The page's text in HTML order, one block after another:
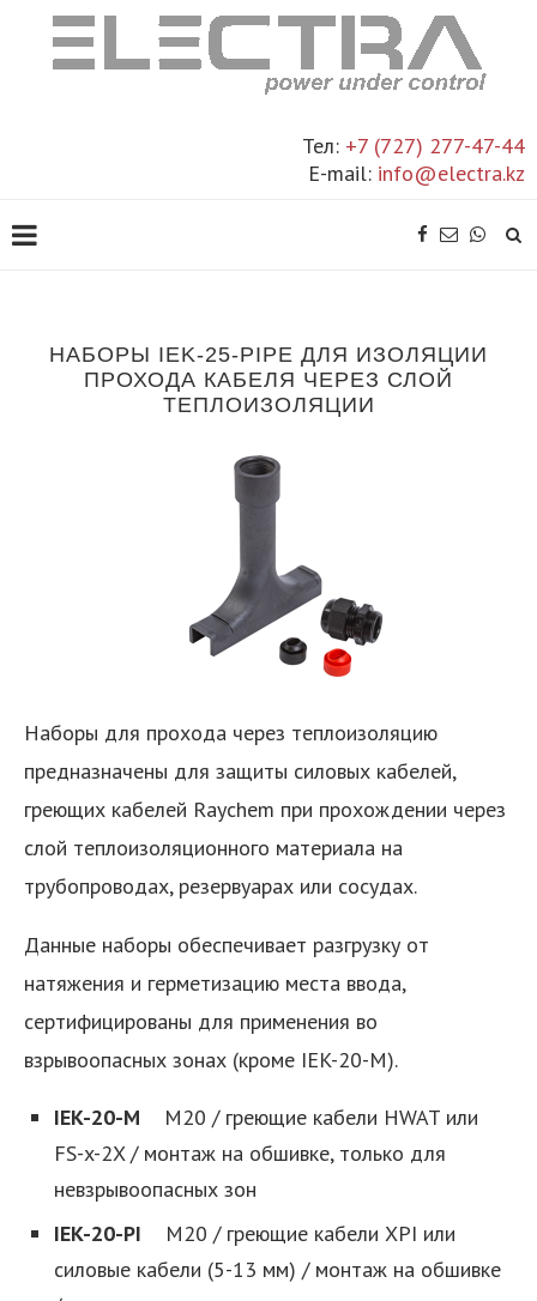
Тел: +7 (727) 277-47-44
E-mail: info@electra.kz
НАБОРЫ IEK-25-PIPE ДЛЯ ИЗОЛЯЦИИ
ПРОХОДА КАБЕЛЯ ЧЕРЕЗ СЛОЙ
ТЕПЛОИЗОЛЯЦИИ
Наборы для прохода через теплоизоляцию
предназначены для защиты силовых кабелей,
греющих кабелей Raychem при прохождении через
слой теплоизоляционного материала на
трубопроводах, резервуарах или сосудах.
Данные наборы обеспечивает разгрузку от
натяжения и герметизацию места ввода,
сертифицированы для применения во
взрывоопасных зонах (кроме IEK-20-М).
IEK-20-M
M20 / греющие кабели HWAT или
FS-x-2X / монтаж на обшивке, только для
невзрывоопасных зон
IEK-20-PI
M20 / греющие кабели XPI или
силовые кабели (5-13 мм) / монтаж на обшивке